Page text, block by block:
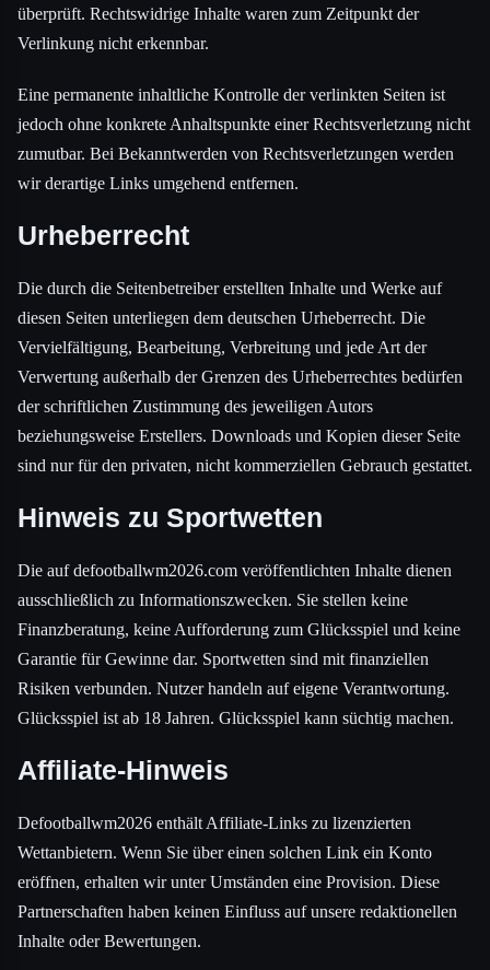
überprüft. Rechtswidrige Inhalte waren zum Zeitpunkt der
Verlinkung nicht erkennbar.
Eine permanente inhaltliche Kontrolle der verlinkten Seiten ist
jedoch ohne konkrete Anhaltspunkte einer Rechtsverletzung nicht
zumutbar. Bei Bekanntwerden von Rechtsverletzungen werden
wir derartige Links umgehend entfernen.
Urheberrecht
Die durch die Seitenbetreiber erstellten Inhalte und Werke auf
diesen Seiten unterliegen dem deutschen Urheberrecht. Die
Vervielfältigung, Bearbeitung, Verbreitung und jede Art der
Verwertung außerhalb der Grenzen des Urheberrechtes bedürfen
der schriftlichen Zustimmung des jeweiligen Autors
beziehungsweise Erstellers. Downloads und Kopien dieser Seite
sind nur für den privaten, nicht kommerziellen Gebrauch gestattet.
Hinweis zu Sportwetten
Die auf defootballwm2026.com veröffentlichten Inhalte dienen
ausschließlich zu Informationszwecken. Sie stellen keine
Finanzberatung, keine Aufforderung zum Glücksspiel und keine
Garantie für Gewinne dar. Sportwetten sind mit finanziellen
Risiken verbunden. Nutzer handeln auf eigene Verantwortung.
Glücksspiel ist ab 18 Jahren. Glücksspiel kann süchtig machen.
Affiliate-Hinweis
Defootballwm2026 enthält Affiliate-Links zu lizenzierten
Wettanbietern. Wenn Sie über einen solchen Link ein Konto
eröffnen, erhalten wir unter Umständen eine Provision. Diese
Partnerschaften haben keinen Einfluss auf unsere redaktionellen
Inhalte oder Bewertungen.